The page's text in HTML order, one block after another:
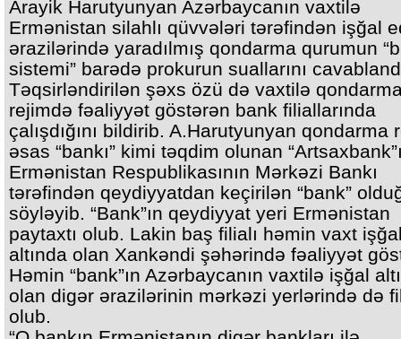
Arayik Harutyunyan Azərbaycanın vaxtilə
Ermənistan silahlı qüvvələri tərəfindən işğal
ərazilərində yaradılmış qondarma qurumun
sistemi” barədə prokurun suallarını
Təqsirləndirilən şəxs özü də vaxtilə
rejimdə fəaliyyət göstərən bank filiallarında
çalışdığını bildirib. A.Harutyunyan qondarma
əsas “bankı” kimi təqdim olunan
Ermənistan Respublikasının Mərkəzi Bankı
tərəfindən qeydiyyatdan keçirilən “bank”
söyləyib. “Bank”ın qeydiyyat yeri Ermənistan
paytaxtı olub. Lakin baş filialı həmin vaxt
altında olan Xankəndi şəhərində fəaliyyət
Həmin “bank”ın Azərbaycanın vaxtilə işğal
olan digər ərazilərinin mərkəzi yerlərində də
olub.